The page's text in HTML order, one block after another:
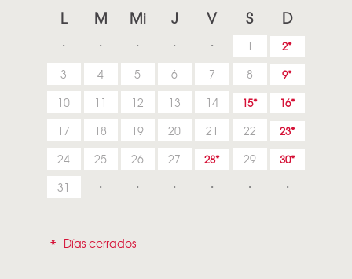
L M Mi J V S D
1 2
3 4 5 6 7 8 9
10 11 12 13 14 15 16
17 18 19 20 21 22 23
24 25 26 27 28 29 30
31
* Días cerrados